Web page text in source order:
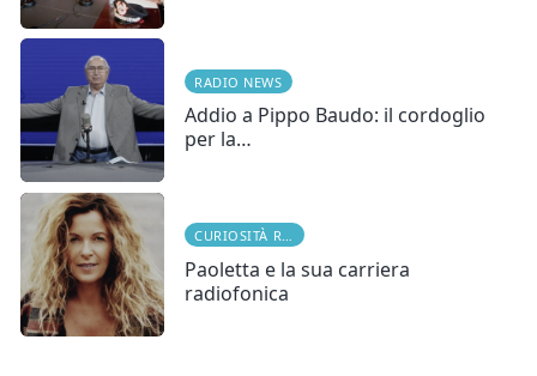
RADIO NEWS
Addio a Pippo Baudo: il cordoglio
per la…
CURIOSITÀ RADIOFONICHE
Paoletta e la sua carriera
radiofonica